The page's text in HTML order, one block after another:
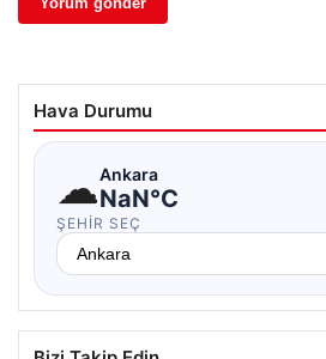
Hava Durumu
☁Ankara
NaN°C
ŞEHIR SEÇ